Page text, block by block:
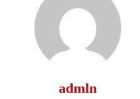
admln